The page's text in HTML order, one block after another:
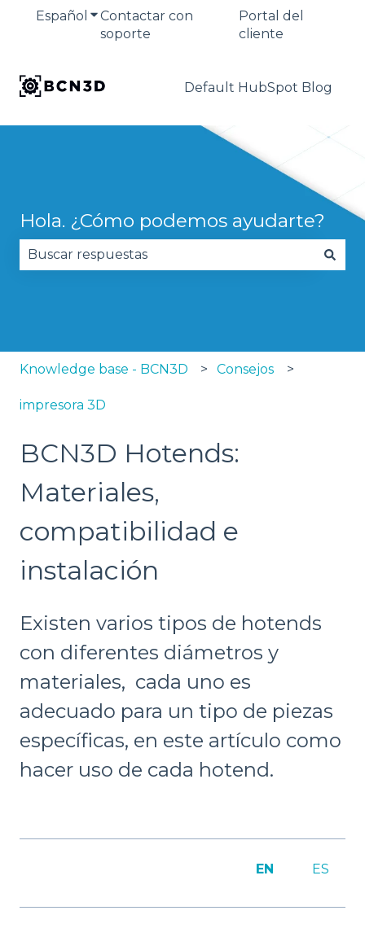
Español Traducciones de Mostrar submenú de
Contactar con
soporte
Portal del
cliente
Default HubSpot Blog
Hola. ¿Cómo podemos ayudarte?
Knowledge base - BCN3D Consejos
impresora 3D
BCN3D Hotends:
Materiales,
compatibilidad e
instalación
Existen varios tipos de hotends
con diferentes diámetros y
materiales, cada uno es
adecuado para un tipo de piezas
específicas, en este artículo como
hacer uso de cada hotend.
EN ES